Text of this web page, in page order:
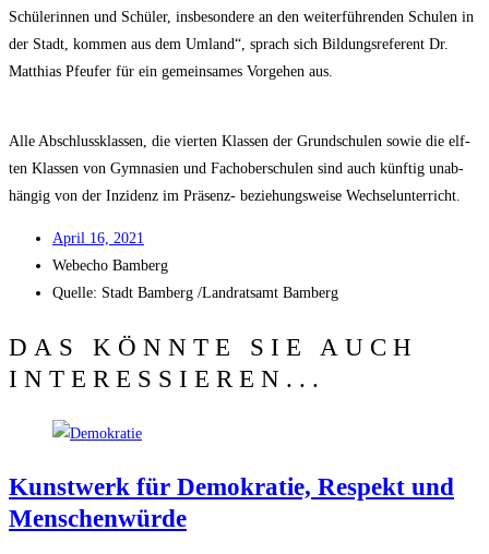
Schü­le­rin­nen und Schü­ler, ins­be­son­de­re an den wei­ter­füh­ren­den Schu­len in
der Stadt, kom­men aus dem Umland“, sprach sich Bil­dungs­re­fe­rent Dr.
Mat­thi­as Pfeu­fer für ein gemein­sa­mes Vor­ge­hen aus.
Alle Abschluss­klas­sen, die vier­ten Klas­sen der Grund­schu­len sowie die elf­
ten Klas­sen von Gym­na­si­en und Fach­ober­schu­len sind auch künf­tig unab­
hän­gig von der Inzi­denz im Prä­senz- bezie­hungs­wei­se Wechselunterricht.
April 16, 2021
Web­echo Bamberg
Quel­le: Stadt Bam­berg /​Land­rats­amt Bamberg
DAS KÖNNTE SIE AUCH
INTERESSIEREN...
Kunst­werk für Demo­kra­tie, Respekt und
Menschenwürde